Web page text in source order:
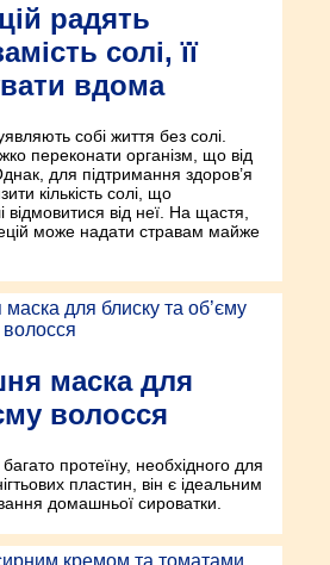
радять
солі, її
вдома
собі життя без солі.
переконати організм, що від
для підтримання здоров’я
кількість солі, що
відмовитися від неї. На щастя,
може надати стравам майже
маска для
волосся
протеїну, необхідного для
пластин, він є ідеальним
домашньої сироватки.